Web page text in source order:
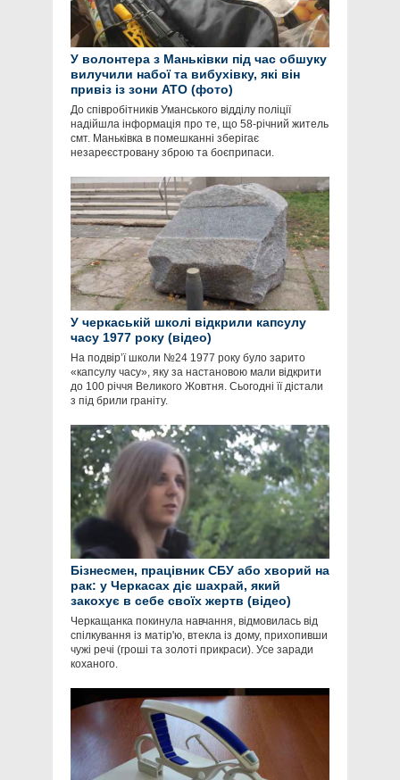
У волонтера з Маньківки під час обшуку
вилучили набої та вибухівку, які він
привіз із зони АТО (фото)
До співробітників Уманського відділу поліції
надійшла інформація про те, що 58-річний житель
смт. Маньківка в помешканні зберігає
незареєстровану зброю та боєприпаси.
У черкаській школі відкрили капсулу
часу 1977 року (відео)
На подвір’ї школи №24 1977 року було зарито
«капсулу часу», яку за настановою мали відкрити
до 100 річчя Великого Жовтня. Сьогодні її дістали
з під брили граніту.
Бізнесмен, працівник СБУ або хворий на
рак: у Черкасах діє шахрай, який
закохує в себе своїх жертв (відео)
Черкащанка покинула навчання, відмовилась від
спілкування із матір'ю, втекла із дому, прихопивши
чужі речі (гроші та золоті прикраси). Усе заради
коханого.